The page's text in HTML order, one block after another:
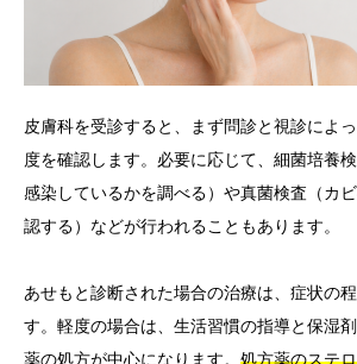
皮膚科を受診すると、まず問診と視診によ
度を確認します。必要に応じて、細菌培養
感染しているかを調べる）や真菌検査（カ
認する）などが行われることもあります。
あせもと診断された場合の治療は、症状の
す。軽度の場合は、生活習慣の指導と保湿
薬の処方が中心になります。 処方薬のステ